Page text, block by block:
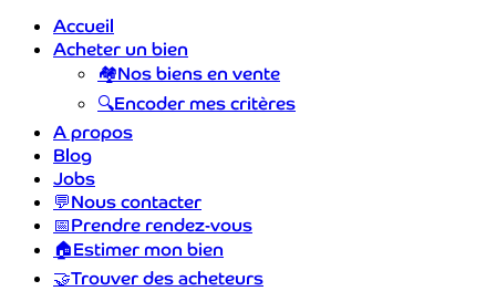
Accueil
Acheter un bien
🏘️Nos biens en vente
🔍Encoder mes critères
A propos
Blog
Jobs
💬Nous contacter
📅Prendre rendez-vous
🏠Estimer mon bien
🤝Trouver des acheteurs